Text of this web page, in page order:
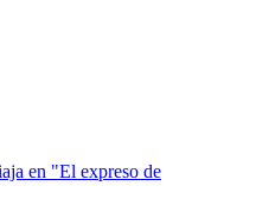
en "El expreso de